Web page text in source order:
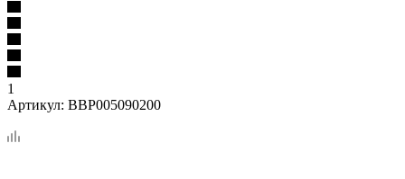
1
Артикул: BBP005090200